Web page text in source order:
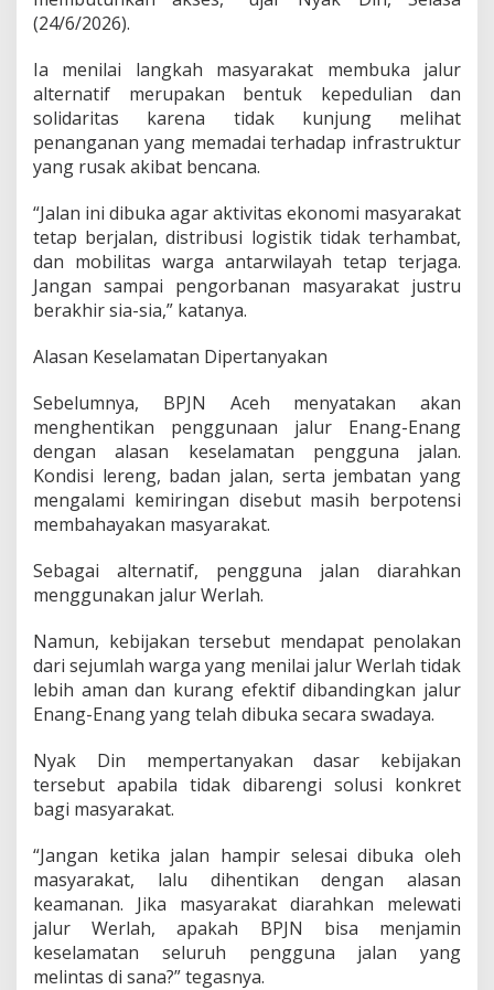
F
h
:
“
J
a
n
a
n
L
u
k
a
a
i
R
y
a
t
a
y
o
(24/6/2026).
Ia menilai langkah masyarakat membuka jalur
alternatif merupakan bentuk kepedulian dan
solidaritas karena tidak kunjung melihat
penanganan yang memadai terhadap infrastruktur
yang rusak akibat bencana.
“Jalan ini dibuka agar aktivitas ekonomi masyarakat
tetap berjalan, distribusi logistik tidak terhambat,
dan mobilitas warga antarwilayah tetap terjaga.
Jangan sampai pengorbanan masyarakat justru
berakhir sia-sia,” katanya.
Alasan Keselamatan Dipertanyakan
Sebelumnya, BPJN Aceh menyatakan akan
menghentikan penggunaan jalur Enang-Enang
dengan alasan keselamatan pengguna jalan.
Kondisi lereng, badan jalan, serta jembatan yang
mengalami kemiringan disebut masih berpotensi
membahayakan masyarakat.
Sebagai alternatif, pengguna jalan diarahkan
menggunakan jalur Werlah.
Namun, kebijakan tersebut mendapat penolakan
dari sejumlah warga yang menilai jalur Werlah tidak
lebih aman dan kurang efektif dibandingkan jalur
Enang-Enang yang telah dibuka secara swadaya.
Nyak Din mempertanyakan dasar kebijakan
tersebut apabila tidak dibarengi solusi konkret
bagi masyarakat.
“Jangan ketika jalan hampir selesai dibuka oleh
masyarakat, lalu dihentikan dengan alasan
keamanan. Jika masyarakat diarahkan melewati
jalur Werlah, apakah BPJN bisa menjamin
keselamatan seluruh pengguna jalan yang
melintas di sana?” tegasnya.